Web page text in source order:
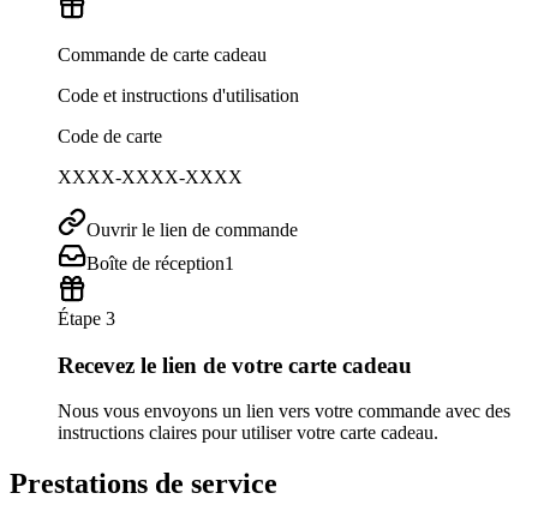
Commande de carte cadeau
Code et instructions d'utilisation
Code de carte
XXXX-XXXX-XXXX
Ouvrir le lien de commande
Boîte de réception1
Étape 3
Recevez le lien de votre carte cadeau
Nous vous envoyons un lien vers votre commande avec des
instructions claires pour utiliser votre carte cadeau.
Prestations de service